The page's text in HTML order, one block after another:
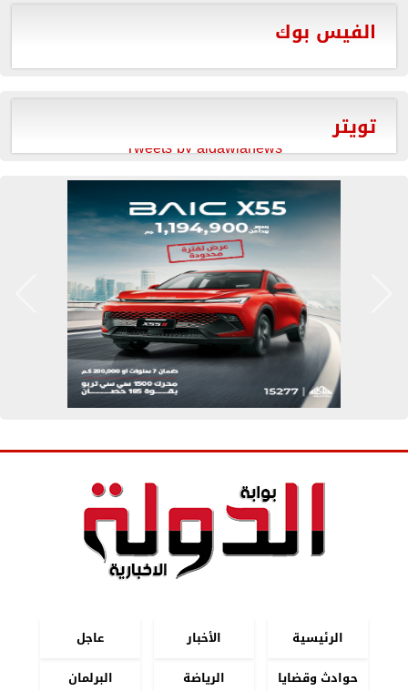
الفيس بوك
تويتر
Tweets by aldawlanews
الرئيسية الأخبار
عاجل
حوادث وقضايا
الرياضة
البرلمان